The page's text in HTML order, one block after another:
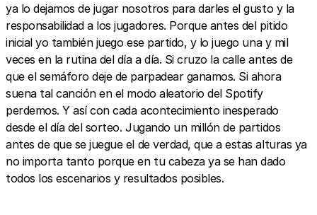
ya lo dejamos de jugar nosotros para darles el gusto y la
responsabilidad a los jugadores. Porque antes del pitido
inicial yo también juego ese partido, y lo juego una y mil
veces en la rutina del día a día. Si cruzo la calle antes de
que el semáforo deje de parpadear ganamos. Si ahora
suena tal canción en el modo aleatorio del Spotify
perdemos. Y así con cada acontecimiento inesperado
desde el día del sorteo. Jugando un millón de partidos
antes de que se juegue el de verdad, que a estas alturas ya
no importa tanto porque en tu cabeza ya se han dado
todos los escenarios y resultados posibles.